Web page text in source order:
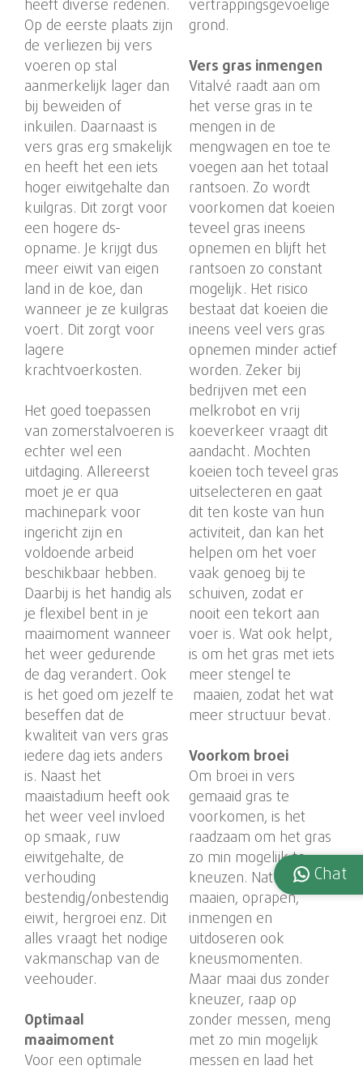
heeft diverse redenen.
Op de eerste plaats zijn
de verliezen bij vers
voeren op stal
aanmerkelijk lager dan
bij beweiden of
inkuilen. Daarnaast is
vers gras erg smakelijk
en heeft het een iets
hoger eiwitgehalte dan
kuilgras. Dit zorgt voor
een hogere ds-
opname. Je krijgt dus
meer eiwit van eigen
land in de koe, dan
wanneer je ze kuilgras
voert. Dit zorgt voor
lagere
krachtvoerkosten.
Het goed toepassen
van zomerstalvoeren is
echter wel een
uitdaging. Allereerst
moet je er qua
machinepark voor
ingericht zijn en
voldoende arbeid
beschikbaar hebben.
Daarbij is het handig als
je flexibel bent in je
maaimoment wanneer
het weer gedurende
de dag verandert. Ook
is het goed om jezelf te
beseffen dat de
kwaliteit van vers gras
iedere dag iets anders
is. Naast het
maaistadium heeft ook
het weer veel invloed
op smaak, ruw
eiwitgehalte, de
verhouding
bestendig/onbestendig
eiwit, hergroei enz. Dit
alles vraagt het nodige
vakmanschap van de
veehouder.
Optimaal
maaimoment
Voor een optimale
vertrappingsgevoelige
grond.
Vers gras inmengen
Vitalvé raadt aan om
het verse gras in te
mengen in de
mengwagen en toe te
voegen aan het totaal
rantsoen. Zo wordt
voorkomen dat koeien
teveel gras ineens
opnemen en blijft het
rantsoen zo constant
mogelijk. Het risico
bestaat dat koeien die
ineens veel vers gras
opnemen minder actief
worden. Zeker bij
bedrijven met een
melkrobot en vrij
koeverkeer vraagt dit
aandacht. Mochten
koeien toch teveel gras
uitselecteren en gaat
dit ten koste van hun
activiteit, dan kan het
helpen om het voer
vaak genoeg bij te
schuiven, zodat er
nooit een tekort aan
voer is. Wat ook helpt,
is om het gras met iets
meer stengel te
maaien, zodat het wat
meer structuur bevat.
Voorkom broei
Om broei in vers
gemaaid gras te
voorkomen, is het
raadzaam om het gras
zo min mogelijk te
kneuzen. Natuurlijk zijn
maaien, oprapen,
inmengen en
uitdoseren ook
kneusmomenten.
Maar maai dus zonder
kneuzer, raap op
zonder messen, meng
met zo min mogelijk
messen en laad het
Chat